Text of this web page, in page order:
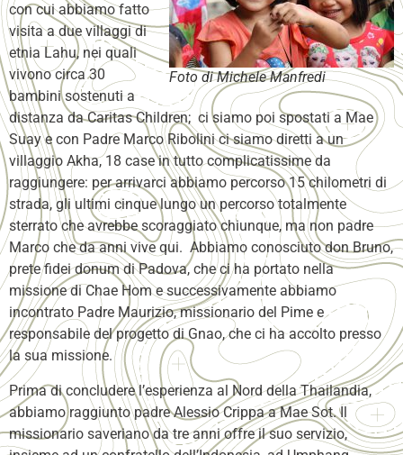
Foto di Michele Manfredi
con cui abbiamo fatto
visita a due villaggi di
etnia Lahu, nei quali
vivono circa 30
bambini sostenuti a
distanza da Caritas Children; ci siamo poi spostati a Mae
Suay e con Padre Marco Ribolini ci siamo diretti a un
villaggio Akha, 18 case in tutto complicatissime da
raggiungere: per arrivarci abbiamo percorso 15 chilometri di
strada, gli ultimi cinque lungo un percorso totalmente
sterrato che avrebbe scoraggiato chiunque, ma non padre
Marco che da anni vive qui. Abbiamo conosciuto don Bruno,
prete fidei donum di Padova, che ci ha portato nella
missione di Chae Hom e successivamente abbiamo
incontrato Padre Maurizio, missionario del Pime e
responsabile del progetto di Gnao, che ci ha accolto presso
la sua missione.
Prima di concludere l’esperienza al Nord della Thailandia,
abbiamo raggiunto padre Alessio Crippa a Mae Sot. Il
missionario saveriano da tre anni offre il suo servizio,